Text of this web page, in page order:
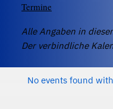
Termine
Alle Angaben in
Der verbindliche
No events found